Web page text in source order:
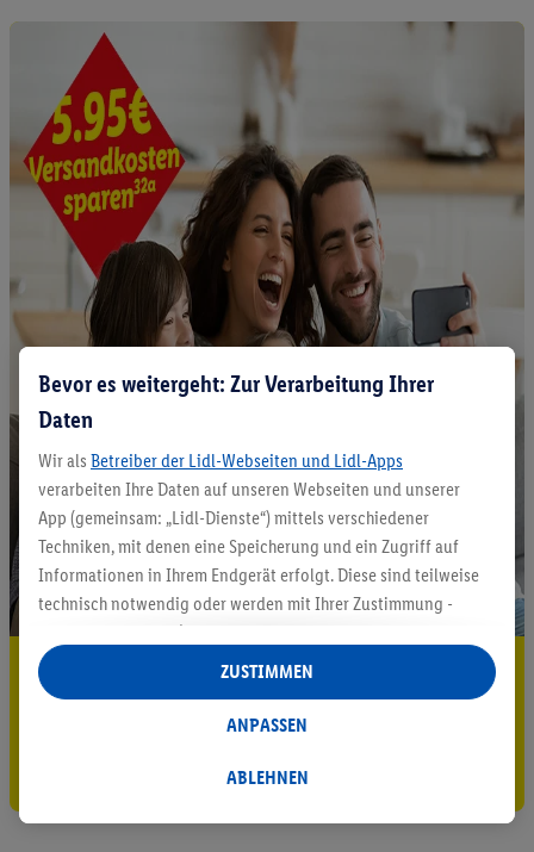
5.95 € Versand sparen³²ᵃ
Gutschein sichern!
Bevor es weitergeht: Zur Verarbeitung Ihrer
Daten
Wir als Betreiber der Lidl-Webseiten und Lidl-Apps
verarbeiten Ihre Daten auf unseren Webseiten und unserer
App (gemeinsam: „Lidl-Dienste“) mittels verschiedener
Techniken, mit denen eine Speicherung und ein Zugriff auf
Informationen in Ihrem Endgerät erfolgt. Diese sind teilweise
technisch notwendig oder werden mit Ihrer Zustimmung -
auch durch Partner (u.a.
Verantwortliche; im Zusammenhang mit dem IAB TCF
insgesamt
Statistik-Erstellung oder für personalisierte Werbung
Datenverarbeitungen für personalisierte Werbung werden
ABLEHNEN
ANPASSEN
ZUSTIMMEN